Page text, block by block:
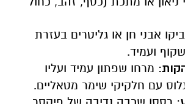
אבני חן או גליטרים בעזרת
ועמיד.
: מרחו שפתון עמיד ועליו
עם חלקיקי שימר מטאליים.